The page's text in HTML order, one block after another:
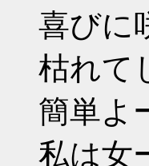
喜びに
枯れて
簡単よ
私は女